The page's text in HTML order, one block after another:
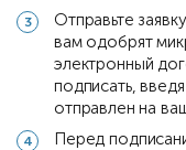
Отправьте
вам одобрят
электронный
подписать,
отправлен на
Перед